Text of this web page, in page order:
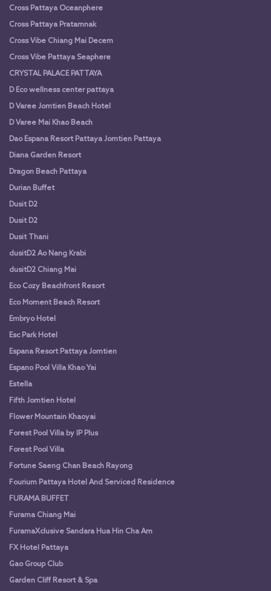
Cross Pattaya Oceanphere
Cross Pattaya Pratamnak
Cross Vibe Chiang Mai Decem
Cross Vibe Pattaya Seaphere
CRYSTAL PALACE PATTAYA
D Eco wellness center pattaya
D Varee Jomtien Beach Hotel
D Varee Mai Khao Beach
Dao Espana Resort Pattaya Jomtien Pattaya
Diana Garden Resort
Dragon Beach Pattaya
Durian Buffet
Dusit D2
Dusit D2
Dusit Thani
dusitD2 Ao Nang Krabi
dusitD2 Chiang Mai
Eco Cozy Beachfront Resort
Eco Moment Beach Resort
Embryo Hotel
Esc Park Hotel
Espana Resort Pattaya Jomtien
Espano Pool Villa Khao Yai
Estella
Fifth Jomtien Hotel
Flower Mountain Khaoyai
Forest Pool Villa by IP Plus
Forest Pool Villa
Fortune Saeng Chan Beach Rayong
Fourium Pattaya Hotel And Serviced Residence
FURAMA BUFFET
Furama Chiang Mai
FuramaXclusive Sandara Hua Hin Cha Am
FX Hotel Pattaya
Gao Group Club
Garden Cliff Resort & Spa